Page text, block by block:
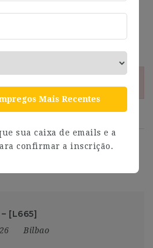
[L665]
Bilbao
Mais Recentes
sua caixa de emails e a
confirmar a inscrição.